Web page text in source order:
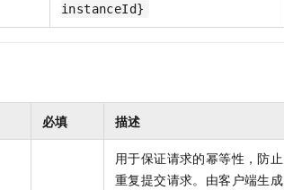
instanceId}
必填 描述
用于保证请求的幂等性，防止
重复提交请求。由客户端生成